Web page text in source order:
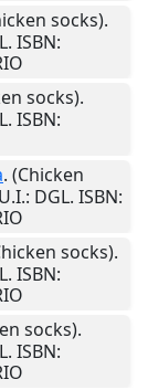
socks).
ISBN:
socks).
ISBN:
. (Chicken
U.I.: DGL. ISBN:
socks).
ISBN:
socks).
ISBN: